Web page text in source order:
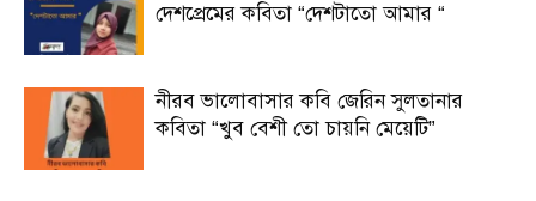
দেশপ্রেমের কবিতা “দেশটাতো আমার “
নীরব ভালোবাসার কবি জেরিন সুলতানার
কবিতা “খুব বেশী তো চায়নি মেয়েটি”